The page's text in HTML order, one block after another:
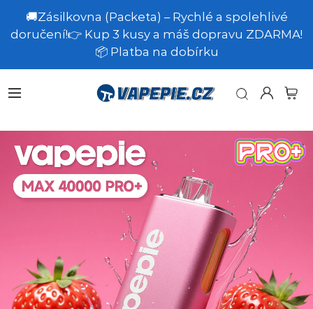
🚚Zásilkovna (Packeta) – Rychlé a spolehlivé
doručení!👉 Kup 3 kusy a máš dopravu ZDARMA!
📦 Platba na dobírku